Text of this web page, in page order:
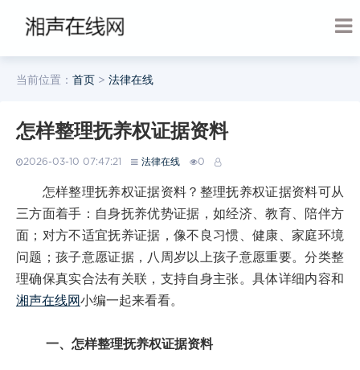
当前位置： 首页 > 法律在线
怎样整理抚养权证据资料
2026-03-10 07:47:21 法律在线 0
怎样整理抚养权证据资料？整理抚养权证据资料可从
三方面着手：自身抚养优势证据，如经济、教育、陪伴方
面；对方不适宜抚养证据，像不良习惯、健康、家庭环境
问题；孩子意愿证据，八周岁以上孩子意愿重要。分类整
理确保真实合法有关联，支持自身主张。具体详细内容和
湘声在线网小编一起来看看。
一、怎样整理抚养权证据资料